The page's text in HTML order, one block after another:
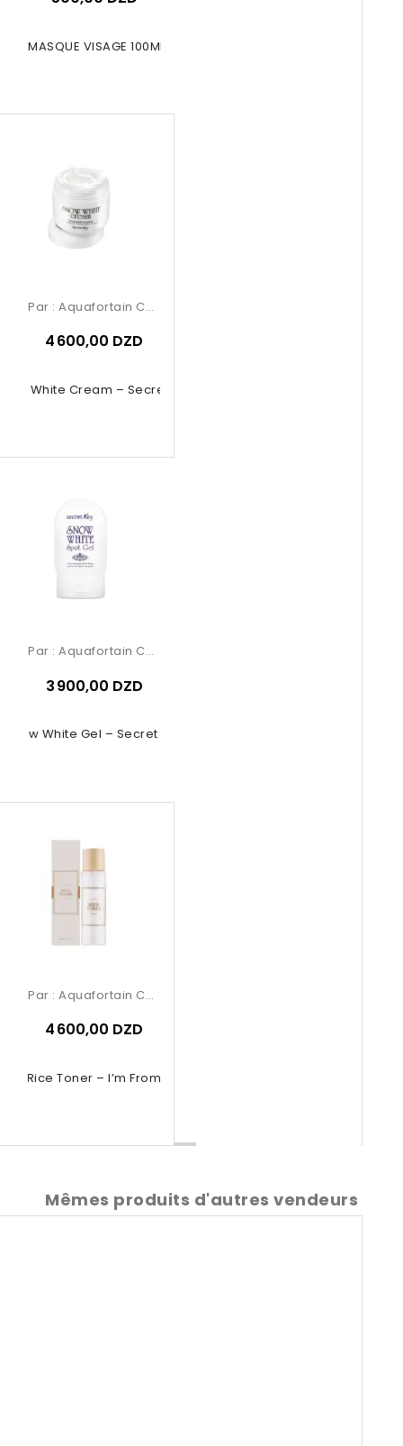
MASQUE VISAGE 100ML MILK
White Cream – Secret Key
Par : Aquafortain Cosmetics
4 600,00 DZD
Snow White Gel – Secret Key
Par : Aquafortain Cosmetics
3 900,00 DZD
Rice Toner – I’m From
Par : Aquafortain Cosmetics
4 600,00 DZD
Mêmes produits d'autres vendeurs